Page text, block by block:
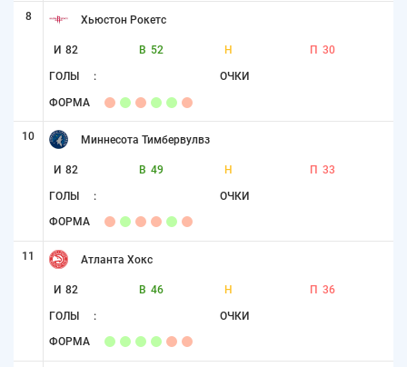
8 Хьюстон Рокетс
И 82 В 52 Н П 30
ГОЛЫ : ОЧКИ
ФОРМА
10 Миннесота Тимбервулвз
И 82 В 49 Н П 33
ГОЛЫ : ОЧКИ
ФОРМА
11 Атланта Хокс
И 82 В 46 Н П 36
ГОЛЫ : ОЧКИ
ФОРМА